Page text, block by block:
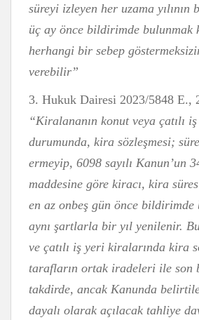
süreyi izleyen her uzama yılının
üç ay önce bildirimde bulunmak
herhangi bir sebep
verebilir”
3. Hukuk Dairesi 2023/5848 E.,
“Kiralananın konut veya çatılı
durumunda, kira sözleşmesi;
ermeyip, 6098 sayılı Kanun’un
maddesine göre kiracı, kira
en az onbeş gün önce bildirimde
aynı şartlarla bir yıl yenilenir.
ve çatılı iş yeri kiralarında kira
tarafların ortak iradeleri ile son
takdirde, ancak Kanunda
dayalı olarak açılacak tahliye